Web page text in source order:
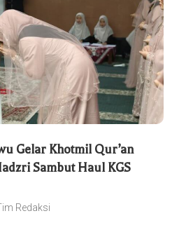
Gelar Khotmil Qur’an
Sambut Haul KGS
Redaksi